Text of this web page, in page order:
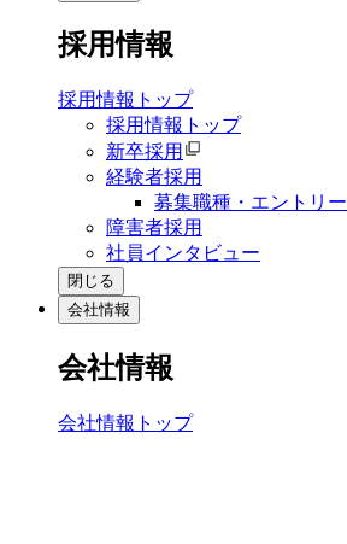
採用情報
採用情報トップ
採用情報トップ
新卒採用
経験者採用
募集職種・エントリー
障害者採用
社員インタビュー
閉じる
会社情報
会社情報
会社情報トップ